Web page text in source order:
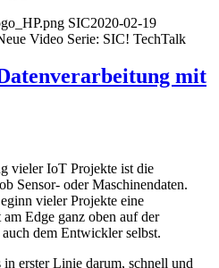
SIC2020-02-19
Video Serie: SIC! TechTalk
mit
vieler IoT Projekte ist die
Sensor- oder Maschinendaten.
vieler Projekte eine
Edge ganz oben auf der
dem Entwickler selbst.
erster Linie darum, schnell und